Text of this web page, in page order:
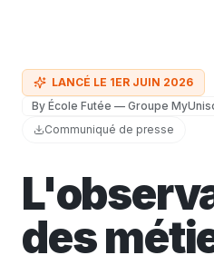
LANCÉ LE 1ER JUIN 2026
By École Futée — Groupe
Communiqué de presse
des